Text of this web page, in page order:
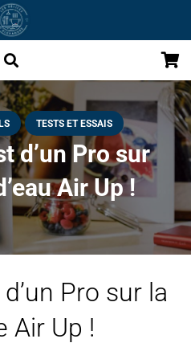
TESTS ET ESSAIS
d’un Pro sur
Air Up !
d’un Pro sur la
Air Up !